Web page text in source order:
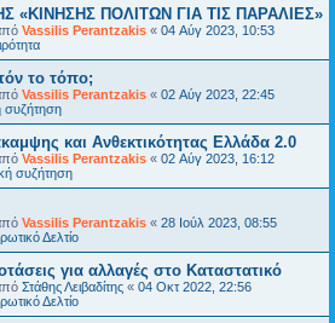
«ΚΙΝΗΣΗΣ ΠΟΛΙΤΩΝ ΓΙΑ ΤΙΣ ΠΑΡΑΛΙΕΣ»
Vassilis Perantzakis « 04 Αύγ 2023, 10:53
το τόπο;
Vassilis Perantzakis « 02 Αύγ 2023, 22:45
συζήτηση
και Ανθεκτικότητας Ελλάδα 2.0
Vassilis Perantzakis « 02 Αύγ 2023, 16:12
συζήτηση
Vassilis Perantzakis « 28 Ιούλ 2023, 08:55
Δελτίο
για αλλαγές στο Καταστατικό
Στάθης Λειβαδίτης « 04 Οκτ 2022, 22:56
Δελτίο